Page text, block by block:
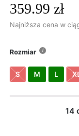
359.99 zł
Najniższa cena w
Rozmiar
S M L
14